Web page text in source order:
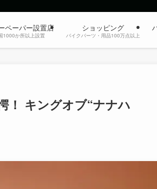
ペーパー設置店
1000か所以上設置
ショッピング
バイクパーツ・用品100万点以上
！ キングオブ“ナナハ